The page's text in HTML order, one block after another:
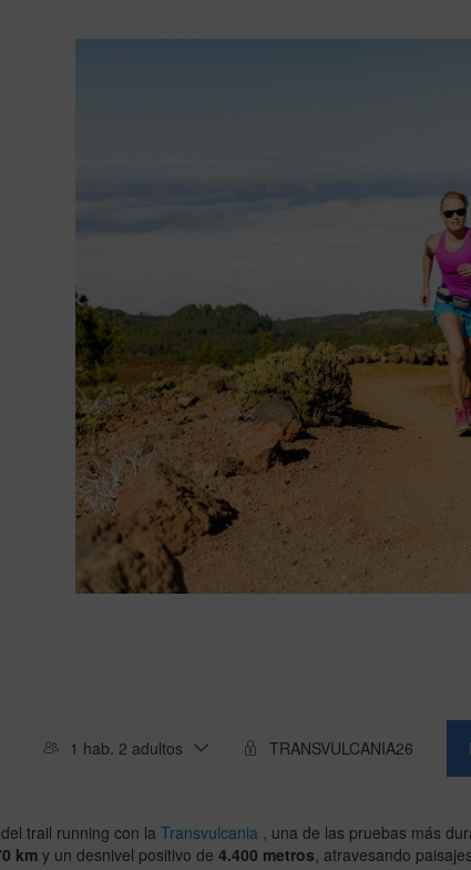
1 hab. 2 adultos
trail running con la Transvulcania , una de las pruebas más
kmy un desnivel positivo de 4.400 metros , atravesando